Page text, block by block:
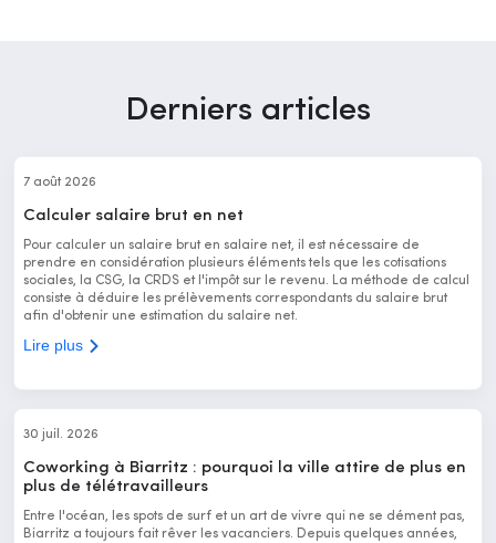
Derniers articles
7 août 2026
Calculer salaire brut en net
Pour calculer un salaire brut en salaire net, il est nécessaire de
prendre en considération plusieurs éléments tels que les cotisations
sociales, la CSG, la CRDS et l'impôt sur le revenu. La méthode de calcul
consiste à déduire les prélèvements correspondants du salaire brut
afin d'obtenir une estimation du salaire net.
Lire plus
30 juil. 2026
Coworking à Biarritz : pourquoi la ville attire de plus en
plus de télétravailleurs
Entre l'océan, les spots de surf et un art de vivre qui ne se dément pas,
Biarritz a toujours fait rêver les vacanciers. Depuis quelques années,